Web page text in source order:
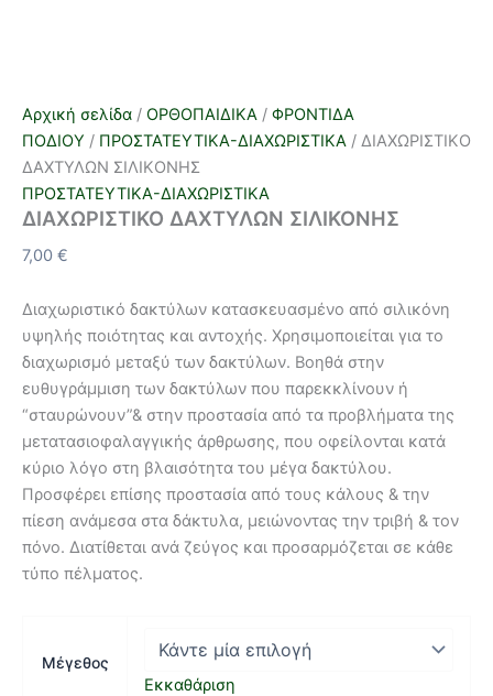
Αρχική σελίδα / ΟΡΘΟΠΑΙΔΙΚΑ / ΦΡΟΝΤΙΔΑ
ΠΟΔΙΟΥ / ΠΡΟΣΤΑΤΕΥΤΙΚΑ-ΔΙΑΧΩΡΙΣΤΙΚΑ / ΔΙΑΧΩΡΙΣΤΙΚΟ
ΔΑΧΤΥΛΩΝ ΣΙΛΙΚΟΝΗΣ
ΠΡΟΣΤΑΤΕΥΤΙΚΑ-ΔΙΑΧΩΡΙΣΤΙΚΑ
ΔΙΑΧΩΡΙΣΤΙΚΟ ΔΑΧΤΥΛΩΝ ΣΙΛΙΚΟΝΗΣ
7,00 €
Διαχωριστικό δακτύλων κατασκευασμένο από σιλικόνη
υψηλής ποιότητας και αντοχής. Χρησιμοποιείται για το
διαχωρισμό μεταξύ των δακτύλων. Βοηθά στην
ευθυγράμμιση των δακτύλων που παρεκκλίνουν ή
“σταυρώνουν”& στην προστασία από τα προβλήματα της
μετατασιοφαλαγγικής άρθρωσης, που οφείλονται κατά
κύριο λόγο στη βλαισότητα του μέγα δακτύλου.
Προσφέρει επίσης προστασία από τους κάλους & την
πίεση ανάμεσα στα δάκτυλα, μειώνοντας την τριβή & τον
πόνο. Διατίθεται ανά ζεύγος και προσαρμόζεται σε κάθε
τύπο πέλματος.
Μέγεθος
Εκκαθάριση